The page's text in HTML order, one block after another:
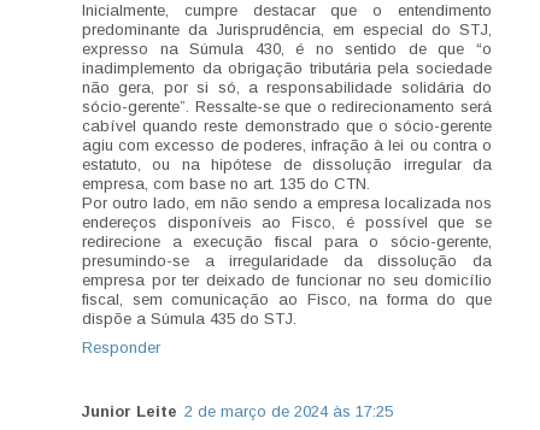
Inicialmente, cumpre destacar que o entendimento
predominante da Jurisprudência, em especial do STJ,
expresso na Súmula 430, é no sentido de que “o
inadimplemento da obrigação tributária pela sociedade
não gera, por si só, a responsabilidade solidária do
sócio-gerente”. Ressalte-se que o redirecionamento será
cabível quando reste demonstrado que o sócio-gerente
agiu com excesso de poderes, infração à lei ou contra o
estatuto, ou na hipótese de dissolução irregular da
empresa, com base no art. 135 do CTN.
Por outro lado, em não sendo a empresa localizada nos
endereços disponíveis ao Fisco, é possível que se
redirecione a execução fiscal para o sócio-gerente,
presumindo-se a irregularidade da dissolução da
empresa por ter deixado de funcionar no seu domicílio
fiscal, sem comunicação ao Fisco, na forma do que
dispõe a Súmula 435 do STJ.
Responder
Junior Leite 2 de março de 2024 às 17:25